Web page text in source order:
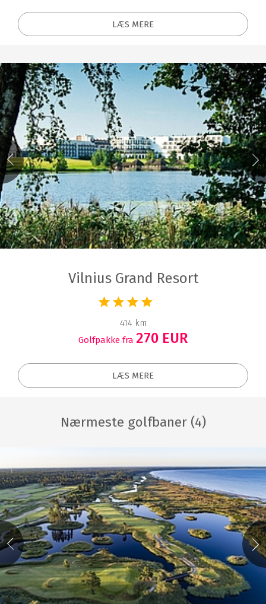
LÆS MERE
Vilnius Grand Resort
414 km
Golfpakke fra 270 EUR
LÆS MERE
Nærmeste golfbaner (4)